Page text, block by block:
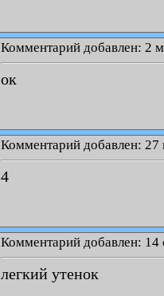
Комментарий добавлен: 2
ок
Комментарий добавлен:
4
Комментарий добавлен: 14
легкий утенок